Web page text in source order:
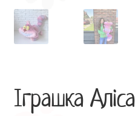
Іграшка